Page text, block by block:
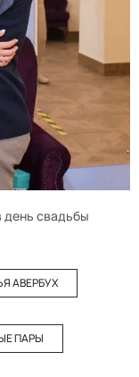
день свадьбы
АВЕРБУХ
ПАРЫ